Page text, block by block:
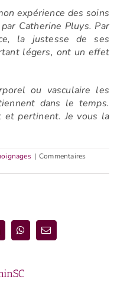
expérience des soins
Catherine Pluys. Par
la justesse de ses
légers, ont un effet
ou vasculaire les
dans le temps.
et pertinent. Je vous la
| Commentaires
WhatsApp
Email